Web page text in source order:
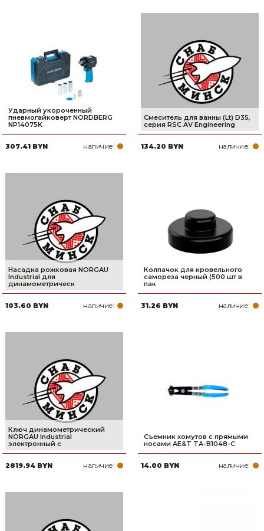
Ударный укороченный
пневмогайковерт NORDBERG
NP14075K
307.41 BYN наличие:
Смеситель для ванны (Lt) D35,
серия RSC AV Engineering
134.20 BYN наличие:
Насадка рожковая NORGAU
Industrial для
динамометрическ
103.60 BYN наличие:
Колпачок для кровельного
самореза черный (500 шт в
пак
31.26 BYN наличие:
Ключ динамометрический
NORGAU Industrial
электронный с
2819.94 BYN наличие:
Съемник хомутов с прямыми
носами AE&T TA-B1048-С
14.00 BYN наличие: